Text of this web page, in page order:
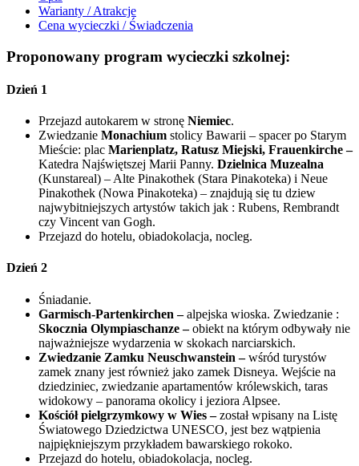
Warianty / Atrakcje
Cena wycieczki / Świadczenia
Proponowany program wycieczki szkolnej:
Dzień 1
Przejazd autokarem w stronę Niemiec.
Zwiedzanie Monachium stolicy Bawarii – spacer po Starym
Mieście: plac Marienplatz, Ratusz Miejski, Frauenkirche –
Katedra Najświętszej Marii Panny. Dzielnica Muzealna
(Kunstareal) – Alte Pinakothek (Stara Pinakoteka) i Neue
Pinakothek (Nowa Pinakoteka) – znajdują się tu dziew
najwybitniejszych artystów takich jak : Rubens, Rembrandt
czy Vincent van Gogh.
Przejazd do hotelu, obiadokolacja, nocleg.
Dzień 2
Śniadanie.
Garmisch-Partenkirchen –alpejska wioska. Zwiedzanie :
Skocznia Olympiaschanze –obiekt na którym odbywały nie
najważniejsze wydarzenia w skokach narciarskich.
Zwiedzanie Zamku Neuschwanstein –wśród turystów
zamek znany jest również jako zamek Disneya. Wejście na
dziedziniec, zwiedzanie apartamentów królewskich, taras
widokowy – panorama okolicy i jeziora Alpsee.
Kościół pielgrzymkowy w Wies –został wpisany na Listę
Światowego Dziedzictwa UNESCO, jest bez wątpienia
najpiękniejszym przykładem bawarskiego rokoko.
Przejazd do hotelu, obiadokolacja, nocleg.